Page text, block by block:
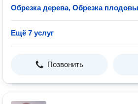
Обрезка дерева, Обрезка
Ещё 7 услуг
Позвонить